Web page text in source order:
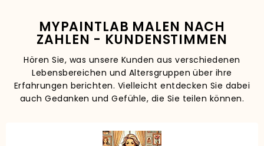
MYPAINTLAB MALEN NACH
ZAHLEN - KUNDENSTIMMEN
Hören Sie, was unsere Kunden aus verschiedenen
Lebensbereichen und Altersgruppen über ihre
Erfahrungen berichten. Vielleicht entdecken Sie dabei
auch Gedanken und Gefühle, die Sie teilen können.